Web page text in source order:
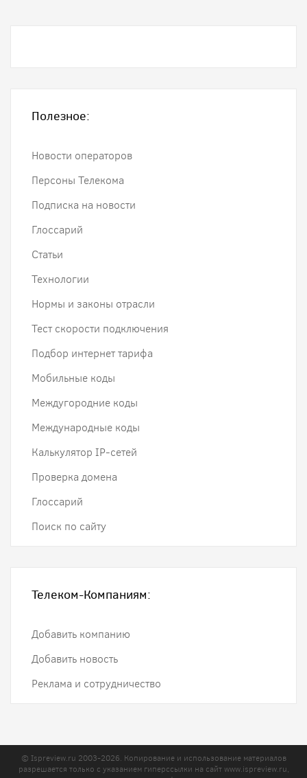
Полезное:
Новости операторов
Персоны Телекома
Подписка на новости
Глоссарий
Статьи
Технологии
Нормы и законы отрасли
Тест скорости подключения
Подбор интернет тарифа
Мобильные коды
Междугородние коды
Международные коды
Калькулятор IP-сетей
Проверка домена
Глоссарий
Поиск по сайту
Телеком-Компаниям:
Добавить компанию
Добавить новость
Реклама и сотрудничество
© Ispreview.ru 2003-2026. Копирование и использование материалов
разрешается только с указанием гиперссылки на сайтwww.ispreview.ru,